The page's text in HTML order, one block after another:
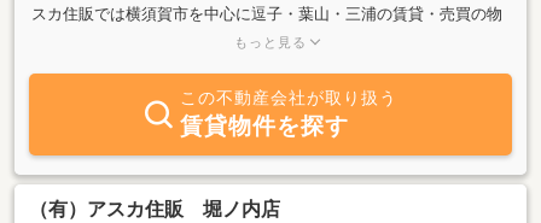
スカ住販では横須賀市を中心に逗子・葉山・三浦の賃貸・売買の物
件紹介から賃貸管理・建築・リフォーム・任意売却・債務整理まで
土地などの不動産の売却をお考えの方、買い替えなどの相談は無料
です。不動産運用もコンサルティング技能登録者を常駐させており
ますので空室にお困りのオーナー様も、ベース契約・空室対策・不
動産有効活用・相続税対策のご相談は、アスカ住販までお気軽にお
問い合わせ下さい。
もっと見る
この不動産会社が取り扱う
賃貸物件を探す
（有）アスカ住販 堀ノ内店